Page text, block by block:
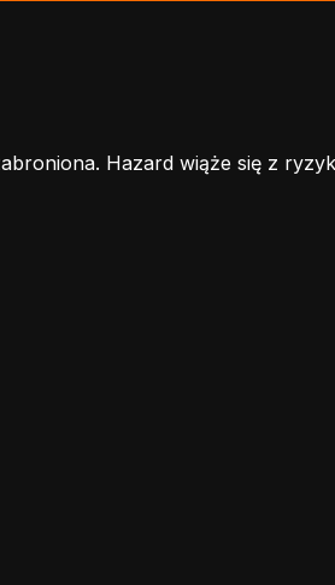
Hazard wiąże się z